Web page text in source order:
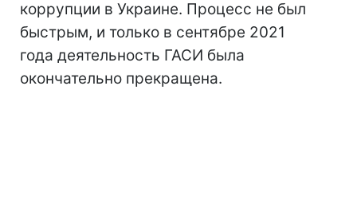
коррупции в Украине. Процесс не был
быстрым, и только в сентябре 2021
года деятельность ГАСИ была
окончательно прекращена.